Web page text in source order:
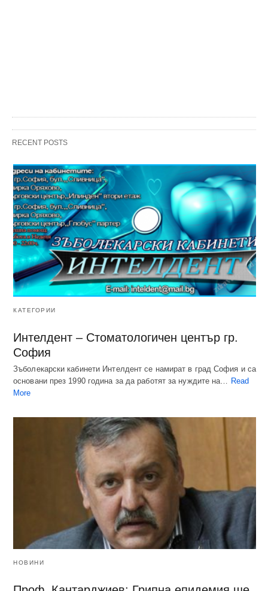
RECENT POSTS
КАТЕГОРИИ
Интелдент – Стоматологичен център гр.
София
Зъболекарски кабинети Интелдент се намират в град София и са
основани през 1990 година за да работят за нуждите на… Read
More
НОВИНИ